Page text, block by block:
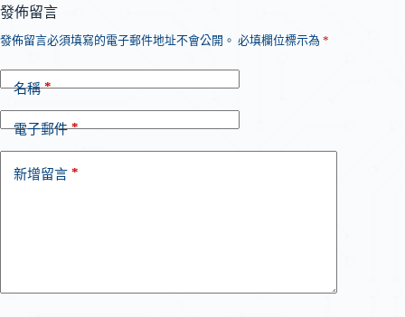
發佈留言
發佈留言必須填寫的電子郵件地址不會公開。 必填欄位標示為 *
名稱*
電子郵件*
新增留言 *